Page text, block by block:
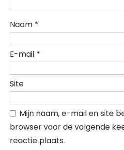
Naam *
E-mail *
Site
Mijn naam, e-mail en site
browser voor de volgende
reactie plaats.